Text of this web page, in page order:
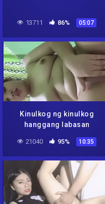
13711 86% 05:07
Kinulkog ng kinulkog
hanggang labasan
21040 95% 10:35